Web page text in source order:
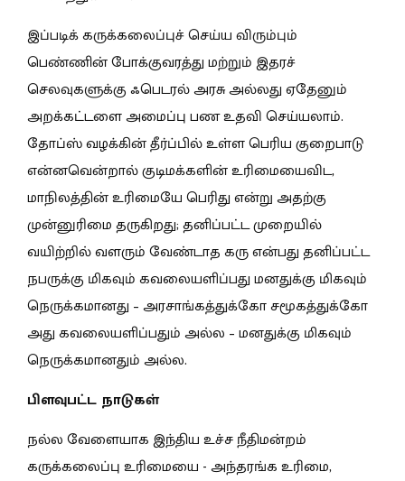
இப்படிக் கருக்கலைப்புச் செய்ய விரும்பும்
பெண்ணின் போக்குவரத்து மற்றும் இதரச்
செலவுகளுக்கு ஃபெடரல் அரசு அல்லது ஏதேனும்
அறக்கட்டளை அமைப்பு பண உதவி செய்யலாம்.
தோப்ஸ் வழக்கின் தீர்ப்பில் உள்ள பெரிய குறைபாடு
என்னவென்றால் குடிமக்களின் உரிமையைவிட,
மாநிலத்தின் உரிமையே பெரிது என்று அதற்கு
முன்னுரிமை தருகிறது; தனிப்பட்ட முறையில்
வயிற்றில் வளரும் வேண்டாத கரு என்பது தனிப்பட்ட
நபருக்கு மிகவும் கவலையளிப்பது மனதுக்கு மிகவும்
நெருக்கமானது – அரசாங்கத்துக்கோ சமூகத்துக்கோ
அது கவலையளிப்பதும் அல்ல – மனதுக்கு மிகவும்
நெருக்கமானதும் அல்ல.
பிளவுபட்ட நாடுகள்
நல்ல வேளையாக இந்திய உச்ச நீதிமன்றம்
கருக்கலைப்பு உரிமையை - அந்தரங்க உரிமை,